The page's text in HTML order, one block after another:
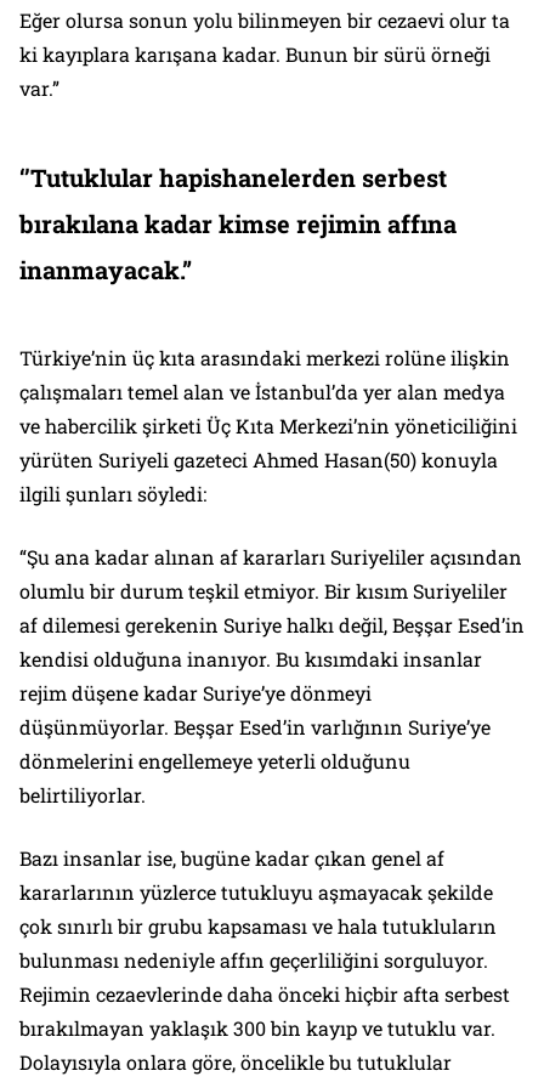
Eğer olursa sonun yolu bilinmeyen bir cezaevi olur ta
ki kayıplara karışana kadar. Bunun bir sürü örneği
var.”
‘’Tutuklular hapishanelerden serbest
bırakılana kadar kimse rejimin affına
inanmayacak.”
Türkiye’nin üç kıta arasındaki merkezi rolüne ilişkin
çalışmaları temel alan ve İstanbul’da yer alan medya
ve habercilik şirketi Üç Kıta Merkezi’nin yöneticiliğini
yürüten Suriyeli gazeteci Ahmed Hasan(50) konuyla
ilgili şunları söyledi:
“Şu ana kadar alınan af kararları Suriyeliler açısından
olumlu bir durum teşkil etmiyor. Bir kısım Suriyeliler
af dilemesi gerekenin Suriye halkı değil, Beşşar Esed’in
kendisi olduğuna inanıyor. Bu kısımdaki insanlar
rejim düşene kadar Suriye’ye dönmeyi
düşünmüyorlar. Beşşar Esed’in varlığının Suriye’ye
dönmelerini engellemeye yeterli olduğunu
belirtiliyorlar.
Bazı insanlar ise, bugüne kadar çıkan genel af
kararlarının yüzlerce tutukluyu aşmayacak şekilde
çok sınırlı bir grubu kapsaması ve hala tutukluların
bulunması nedeniyle affın geçerliliğini sorguluyor.
Rejimin cezaevlerinde daha önceki hiçbir afta serbest
bırakılmayan yaklaşık 300 bin kayıp ve tutuklu var.
Dolayısıyla onlara göre, öncelikle bu tutuklular